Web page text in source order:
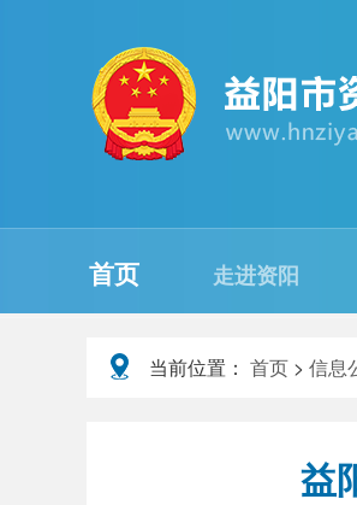
首页 走进资阳
当前位置： 首页 > 信息
益